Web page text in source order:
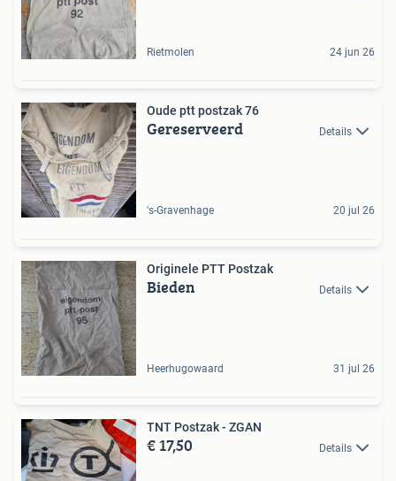
Rietmolen 24 jun 26
Oude ptt postzak 76
Gereserveerd Details
's-Gravenhage 20 jul 26
Originele PTT Postzak
Bieden Details
Heerhugowaard 31 jul 26
TNT Postzak - ZGAN
€ 17,50 Details